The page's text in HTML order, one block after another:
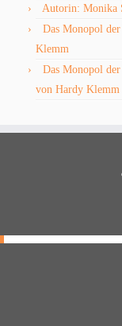
Autorin: Monika
Das Monopol
Klemm
Das Monopol
von Hardy Klemm